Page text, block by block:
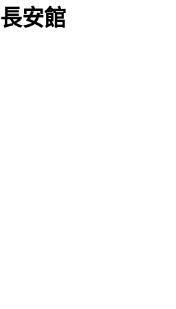
長安館